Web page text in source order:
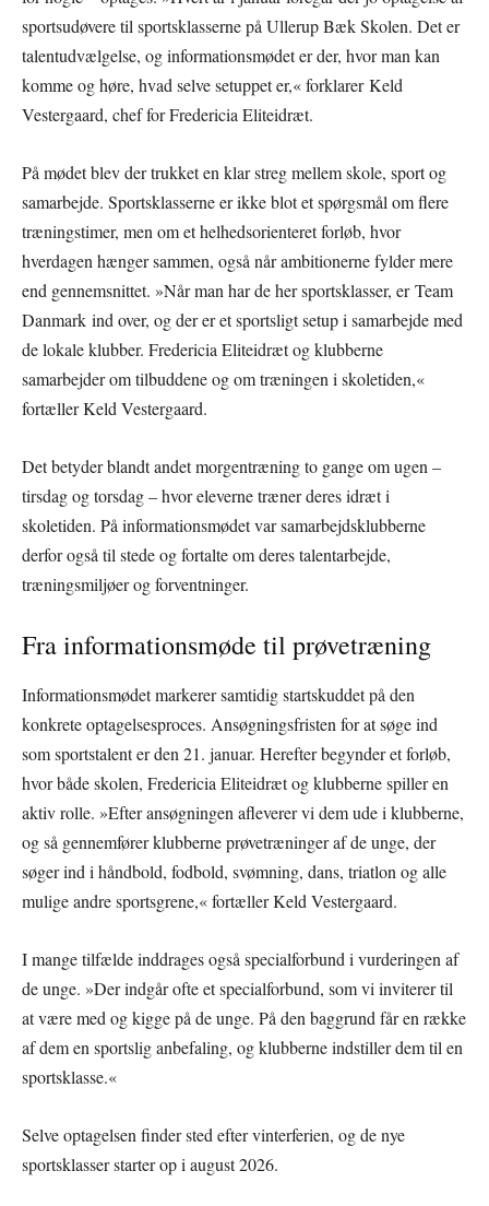
sportsudøvere til sportsklasserne på Ullerup Bæk Skolen. Det er
talentudvælgelse, og informationsmødet er der, hvor man kan
komme og høre, hvad selve setuppet er,« forklarer Keld
Vestergaard, chef for Fredericia Eliteidræt.
På mødet blev der trukket en klar streg mellem skole, sport og
samarbejde. Sportsklasserne er ikke blot et spørgsmål om flere
træningstimer, men om et helhedsorienteret forløb, hvor
hverdagen hænger sammen, også når ambitionerne fylder mere
end gennemsnittet. »Når man har de her sportsklasser, er Team
Danmark ind over, og der er et sportsligt setup i samarbejde med
de lokale klubber. Fredericia Eliteidræt og klubberne
samarbejder om tilbuddene og om træningen i skoletiden,«
fortæller Keld Vestergaard.
Det betyder blandt andet morgentræning to gange om ugen –
tirsdag og torsdag – hvor eleverne træner deres idræt i
skoletiden. På informationsmødet var samarbejdsklubberne
derfor også til stede og fortalte om deres talentarbejde,
træningsmiljøer og forventninger.
Fra informationsmøde til prøvetræning
Informationsmødet markerer samtidig startskuddet på den
konkrete optagelsesproces. Ansøgningsfristen for at søge ind
som sportstalent er den 21. januar. Herefter begynder et forløb,
hvor både skolen, Fredericia Eliteidræt og klubberne spiller en
aktiv rolle. »Efter ansøgningen afleverer vi dem ude i klubberne,
og så gennemfører klubberne prøvetræninger af de unge, der
søger ind i håndbold, fodbold, svømning, dans, triatlon og alle
mulige andre sportsgrene,« fortæller Keld Vestergaard.
I mange tilfælde inddrages også specialforbund i vurderingen af
de unge. »Der indgår ofte et specialforbund, som vi inviterer til
at være med og kigge på de unge. På den baggrund får en række
af dem en sportslig anbefaling, og klubberne indstiller dem til en
sportsklasse.«
Selve optagelsen finder sted efter vinterferien, og de nye
sportsklasser starter op i august 2026.